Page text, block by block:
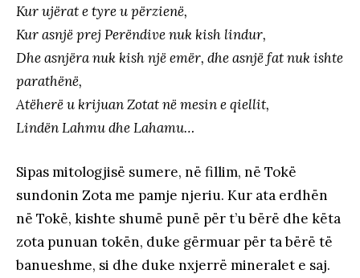
Kur ujërat e tyre u përzienë,
Kur asnjë prej Perëndive nuk kish lindur,
Dhe asnjëra nuk kish një emër, dhe asnjë fat nuk ishte
parathënë,
Atëherë u krijuan Zotat në mesin e qiellit,
Lindën Lahmu dhe Lahamu…
Sipas mitologjisë sumere, në fillim, në Tokë
sundonin Zota me pamje njeriu. Kur ata erdhën
në Tokë, kishte shumë punë për t’u bërë dhe këta
zota punuan tokën, duke gërmuar për ta bërë të
banueshme, si dhe duke nxjerrë mineralet e saj.